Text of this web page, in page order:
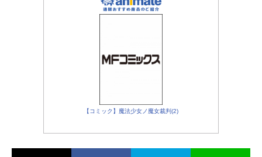
【コミック】魔法少女ノ魔女裁判(2)